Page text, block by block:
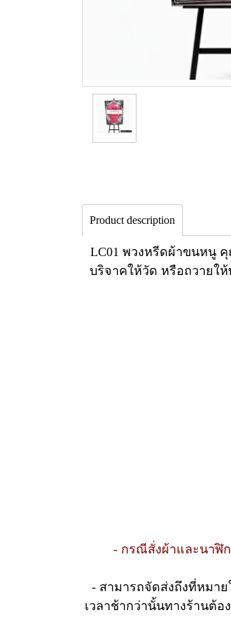
Product description
LC01 พวงหรีดผ้าขนหนู
บริจาคให้วัด หรือถวายใ
- กรณีสั่งผ้าและนาฬิ
- สามารถจัดส่งถึงที่หมา
เวลาช้ากว่านั้นทางร้านต้